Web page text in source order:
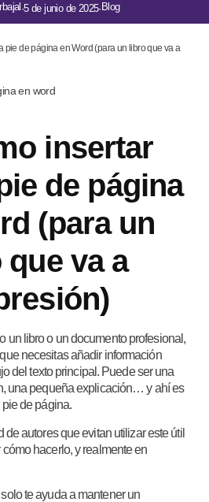
·5 de junio de 2025· Blog
pie de página en Word (para un libro que va a
insertar
de página
(para un
va a
un libro o un documento profesional,
necesitas añadir información
del texto principal. Puede ser una
una pequeña explicación… y ahí es
de página.
autores que evitan utilizar este útil
hacerlo, y realmente en
te ayuda a mantener un